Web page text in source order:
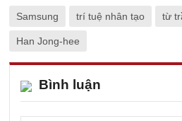
Samsung trí tuệ nhân tạo từ
Han Jong-hee
Bình luận